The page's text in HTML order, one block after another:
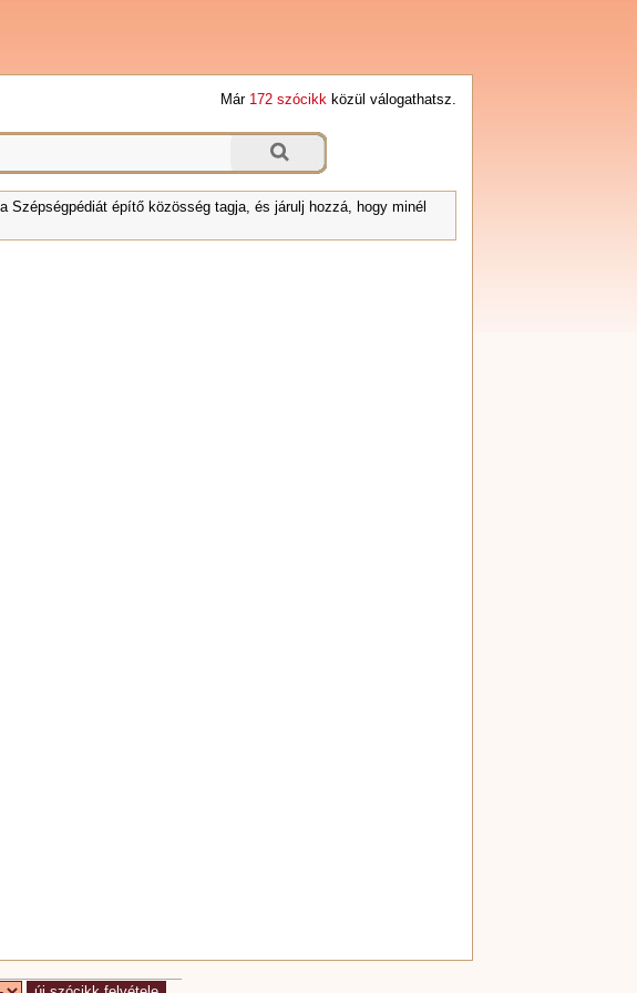
Már 172 szócikkközül válogathatsz.
építő közösség tagja, és járulj hozzá, hogy minél